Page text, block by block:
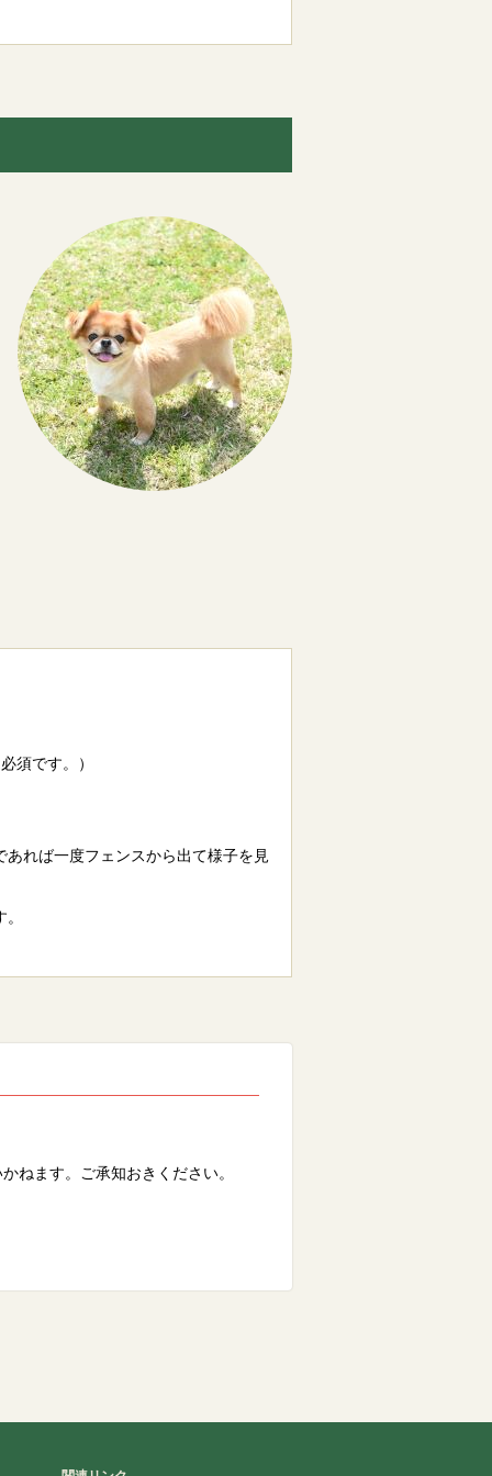
ただく場合がございます。
ください。
ざいます。
須です。）
れば一度フェンスから出て様子を見
ださい。
ただく場合がございます。
ねます。ご承知おきください。